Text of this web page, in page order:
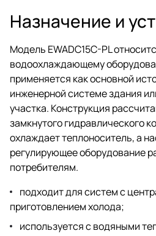
Назначение и
Модель EWADC15C-PL
водоохлаждающему
применяется как основной
инженерной системе здания
участка. Конструкция
замкнутого гидравлического
охлаждает теплоноситель, а
регулирующее оборудование
потребителям.
подходит для систем с
приготовлением холода;
используется с водяными